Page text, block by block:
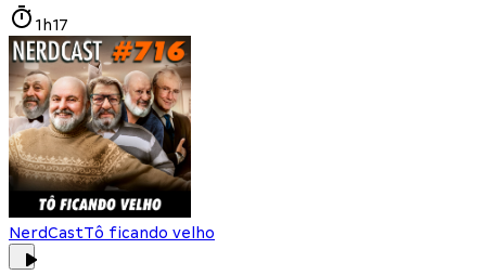
1h17
NerdCastTô ficando velho